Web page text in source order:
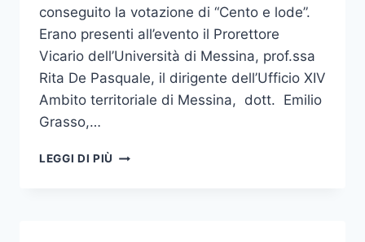
conseguito la votazione di “Cento e lode”.
Erano presenti all’evento il Prorettore
Vicario dell’Università di Messina, prof.ssa
Rita De Pasquale, il dirigente dell’Ufficio XIV
Ambito territoriale di Messina, dott. Emilio
Grasso,…
LEGGI DI PIÙ PREMIAZIONE